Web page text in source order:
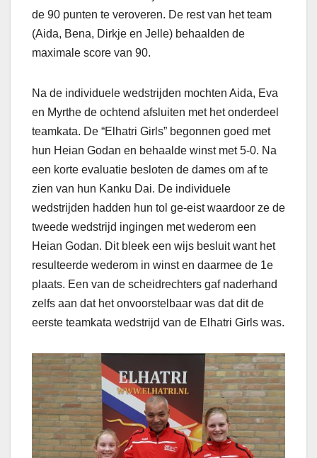
de 90 punten te veroveren. De rest van het team
(Aida, Bena, Dirkje en Jelle) behaalden de
maximale score van 90.
Na de individuele wedstrijden mochten Aida, Eva
en Myrthe de ochtend afsluiten met het onderdeel
teamkata. De “Elhatri Girls” begonnen goed met
hun Heian Godan en behaalde winst met 5-0. Na
een korte evaluatie besloten de dames om af te
zien van hun Kanku Dai. De individuele
wedstrijden hadden hun tol ge-eist waardoor ze de
tweede wedstrijd ingingen met wederom een
Heian Godan. Dit bleek een wijs besluit want het
resulteerde wederom in winst en daarmee de 1e
plaats. Een van de scheidrechters gaf naderhand
zelfs aan dat het onvoorstelbaar was dat dit de
eerste teamkata wedstrijd van de Elhatri Girls was.